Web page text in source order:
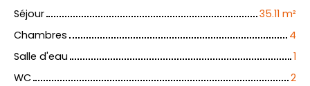
Séjour
35.11 m²
Chambres
4
Salle d'eau
1
WC
2